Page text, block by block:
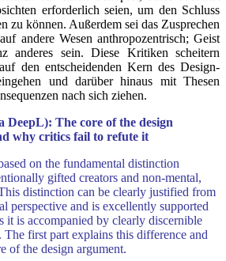
erforderlich seien, um den Schluss
zu können. Außerdem sei das Zusprechen
andere Wesen anthropozentrisch; Geist
anderes sein. Diese Kritiken scheitern
den entscheidenden Kern des Design-
und darüber hinaus mit Thesen
nach sich ziehen.
DeepL): The core of the design
why critics fail to refute it
on the fundamental distinction
gifted creators and non-mental,
distinction can be clearly justified from
perspective and is excellently supported
it is accompanied by clearly discernible
The first part explains this difference and
of the design argument.